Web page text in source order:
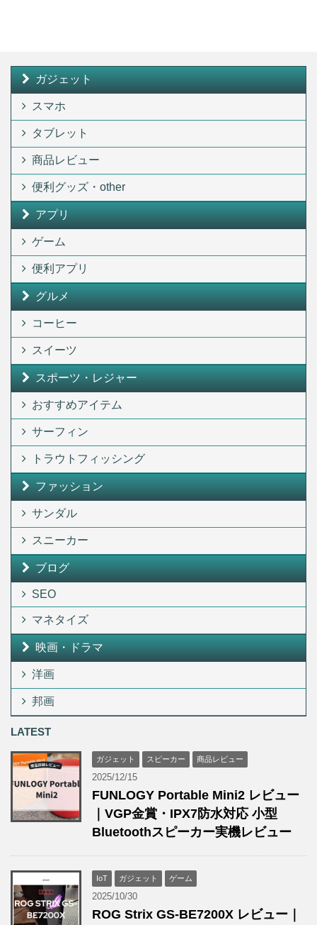
ガジェット
スマホ
タブレット
商品レビュー
便利グッズ・other
アプリ
ゲーム
便利アプリ
グルメ
コーヒー
スイーツ
スポーツ・レジャー
おすすめアイテム
サーフィン
トラウトフィッシング
ファッション
サンダル
スニーカー
ブログ
SEO
マネタイズ
映画・ドラマ
洋画
邦画
LATEST
ガジェット スピーカー 商品レビュー
2025/12/15
FUNLOGY Portable Mini2 レビュー
｜VGP金賞・IPX7防水対応 小型
Bluetoothスピーカー実機レビュー
IoT ガジェット ゲーム
2025/10/30
ROG Strix GS-BE7200X レビュー｜